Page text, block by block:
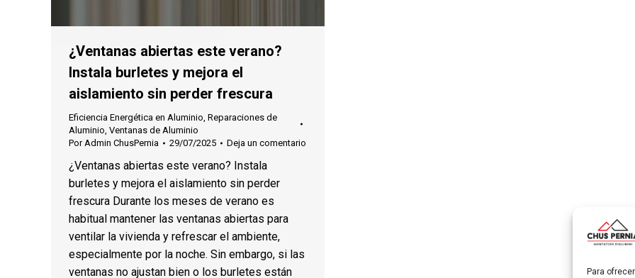
Para
¿Ventanas abiertas este verano?
Instala burletes y mejora el
aislamiento sin perder frescura
Eficiencia Energética en Aluminio, Reparaciones de
Aluminio, Ventanas de Aluminio
PorAdmin ChusPernia 29/07/2025 Deja un comentario
¿Ventanas abiertas este verano? Instala
burletes y mejora el aislamiento sin perder
frescura Durante los meses de verano es
habitual mantener las ventanas abiertas para
ventilar la vivienda y refrescar el ambiente,
especialmente por la noche. Sin embargo, si las
ventanas no ajustan bien o los burletes están